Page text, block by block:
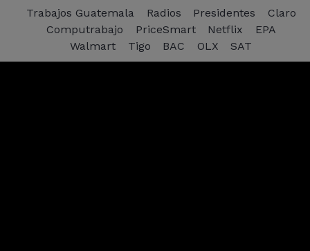
Trabajos Guatemala Radios Presidentes
Claro
Computrabajo
PriceSmart Netflix
EPA
Walmart
Tigo BAC OLX SAT